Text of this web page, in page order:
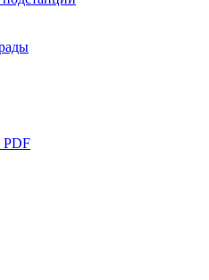
PDF